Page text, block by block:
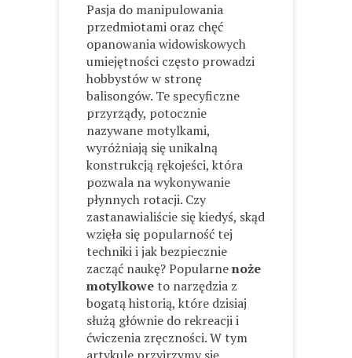
Pasja do manipulowania
przedmiotami oraz chęć
opanowania widowiskowych
umiejętności często prowadzi
hobbystów w stronę
balisongów. Te specyficzne
przyrządy, potocznie
nazywane motylkami,
wyróżniają się unikalną
konstrukcją rękojeści, która
pozwala na wykonywanie
płynnych rotacji. Czy
zastanawialiście się kiedyś, skąd
wzięła się popularność tej
techniki i jak bezpiecznie
zacząć naukę? Popularnenoże
motylkoweto narzędzia z
bogatą historią, które dzisiaj
służą głównie do rekreacji i
ćwiczenia zręczności. W tym